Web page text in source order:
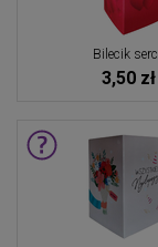
Bilecik
3,50 zł